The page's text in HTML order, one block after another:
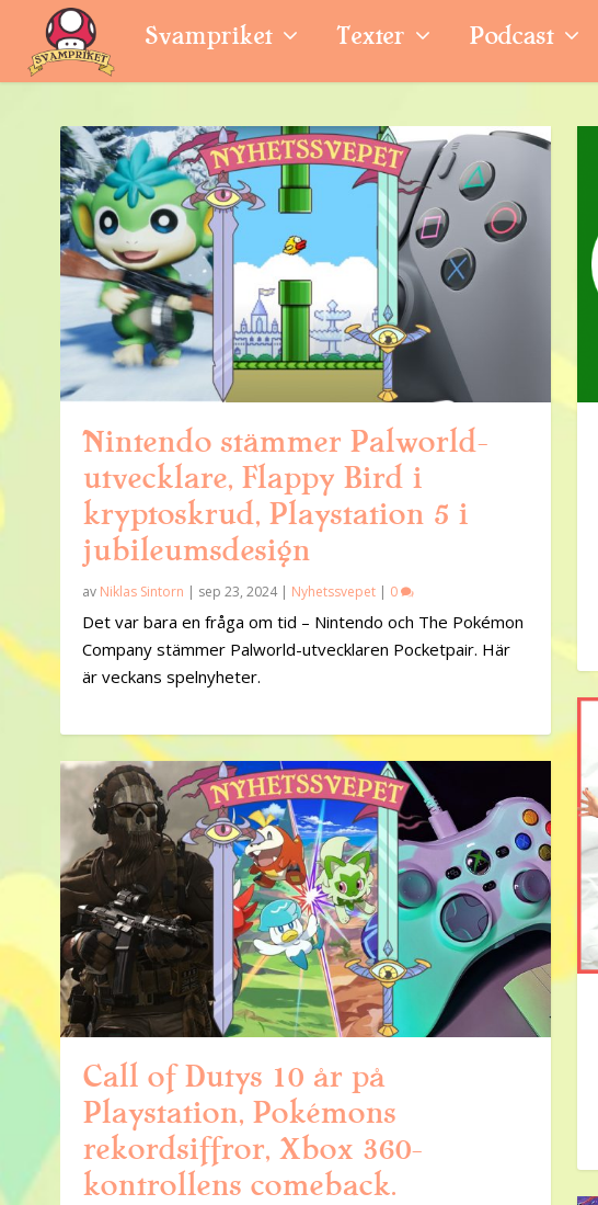
Svampriket Texter Podcast
Nintendo stämmer Palworld-
utvecklare, Flappy Bird i
kryptoskrud, Playstation 5 i
jubileumsdesign
av Niklas Sintorn | sep 23, 2024| Nyhetssvepet | 0
Det var bara en fråga om tid – Nintendo och The Pokémon
Company stämmer Palworld-utvecklaren Pocketpair. Här
är veckans spelnyheter.
Call of Dutys 10 år på
Playstation, Pokémons
rekordsiffror, Xbox 360-
kontrollens comeback.